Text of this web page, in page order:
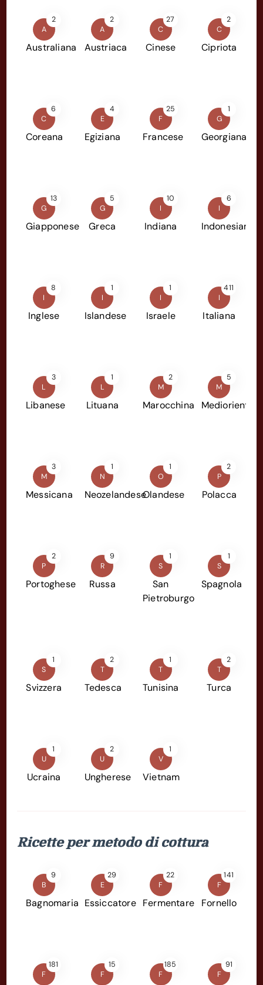
A
2
Australiana
A
2
Austriaca
C
27
Cinese
C
2
Cipriota
C
6
Coreana
E
4
Egiziana
F
25
Francese
G
1
Georgiana
G
13
Giapponese
G
5
Greca
I
10
Indiana
I
6
Indonesiana
I
8
Inglese
I
1
Islandese
I
1
Israele
I
411
Italiana
L
3
Libanese
L
1
Lituana
M
2
Marocchina
M
5
Mediorientale
M
3
Messicana
N
1
Neozelandese
O
1
Olandese
P
2
Polacca
P
2
Portoghese
R
9
Russa
S
1
San
Pietroburgo
S
1
Spagnola
S
1
Svizzera
T
2
Tedesca
T
1
Tunisina
T
2
Turca
U
1
Ucraina
U
2
Ungherese
V
1
Vietnam
Ricette per metodo di cottura
B
9
Bagnomaria
E
29
Essiccatore
F
22
Fermentare
F
141
Fornello
F
181
F
15
F
185
F
91